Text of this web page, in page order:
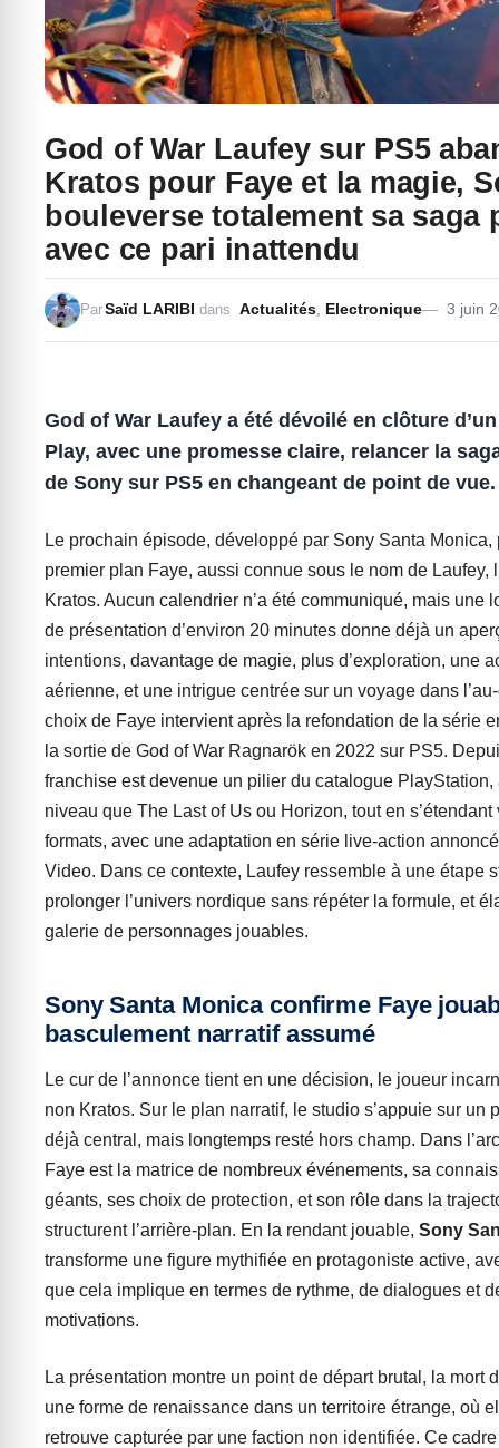
God of War Laufey sur PS5
Kratos pour Faye et la magie,
bouleverse totalement sa saga
avec ce pari inattendu
3 juin
ParSaïd LARIBI dans Actualités Electronique
God of War Laufey a été dévoilé en clôture
Play, avec une promesse claire, relancer la
de Sony sur PS5 en changeant de point de vue.
Le prochain épisode, développé par Sony Santa Monica,
premier plan Faye, aussi connue sous le nom de Laufey,
Kratos. Aucun calendrier n’a été communiqué, mais une
de présentation d’environ 20 minutes donne déjà un
intentions, davantage de magie, plus d’exploration, une
aérienne, et une intrigue centrée sur un voyage dans
choix de Faye intervient après la refondation de la série
la sortie de God of War Ragnarök en 2022 sur PS5.
franchise est devenue un pilier du catalogue PlayStation,
niveau que The Last of Us ou Horizon, tout en s’étendant
formats, avec une adaptation en série live-action
Video. Dans ce contexte, Laufey ressemble à une étape
prolonger l’univers nordique sans répéter la formule, et
galerie de personnages jouables.
Sony Santa Monica confirme Faye
basculement narratif assumé
Le cur de l’annonce tient en une décision, le joueur
non Kratos. Sur le plan narratif, le studio s’appuie sur un
déjà central, mais longtemps resté hors champ. Dans
Faye est la matrice de nombreux événements, sa
géants, ses choix de protection, et son rôle dans la
structurent l’arrière-plan. En la rendant jouable, Sony
transforme une figure mythifiée en protagoniste active,
que cela implique en termes de rythme, de dialogues et
motivations.
La présentation montre un point de départ brutal, la mort
une forme de renaissance dans un territoire étrange, où
retrouve capturée par une faction non identifiée. Ce